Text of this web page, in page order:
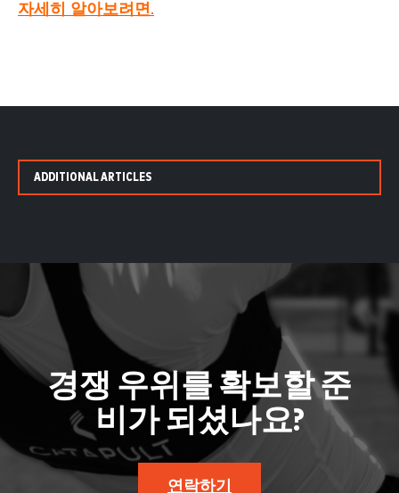
자세히 알아보려면.
ADDITIONAL ARTICLES
경쟁 우위를 확보할 준
비가 되셨나요?
연락하기